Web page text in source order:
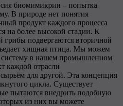
биомимикрии – попытка
В природе нет понятия
продукт каждого процесса
на более высокой стадии. К
грибы подвергаются вторичной
хищная птица. Мы можем
в нашем промышленном
каждой отрасли
для другой. Эта концепция
цикла. Существует
пытаются внедрить подобную
из них вы можете